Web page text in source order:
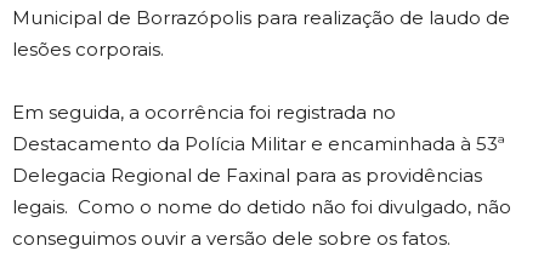
Municipal de Borrazópolis para realização de laudo de
lesões corporais.
Em seguida, a ocorrência foi registrada no
Destacamento da Polícia Militar e encaminhada à 53ª
Delegacia Regional de Faxinal para as providências
legais. Como o nome do detido não foi divulgado, não
conseguimos ouvir a versão dele sobre os fatos.